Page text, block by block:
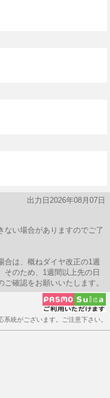
出力日2026年08月07日
い場合がありますのでご了
合は、概ねダイヤ改正の1週
そのため、1週間以上先の日
確認をお願いいたします。
統がございます。ご注意下さい。